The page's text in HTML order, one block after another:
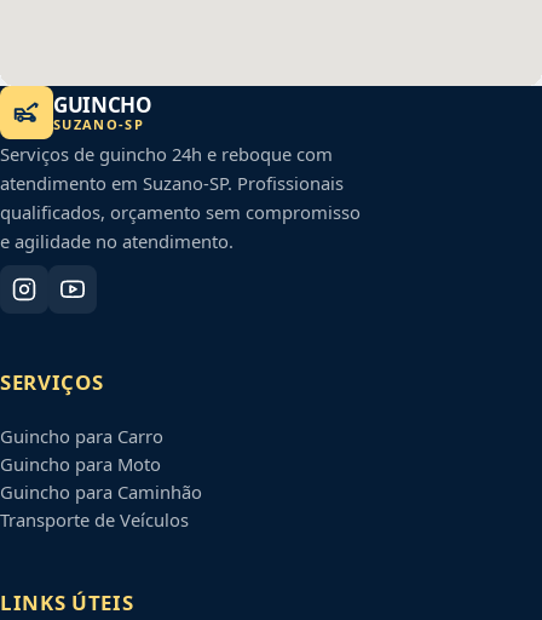
GUINCHO
SUZANO-SP
Serviços de guincho 24h e reboque com
atendimento em Suzano-SP. Profissionais
qualificados, orçamento sem compromisso
e agilidade no atendimento.
SERVIÇOS
Guincho para Carro
Guincho para Moto
Guincho para Caminhão
Transporte de Veículos
LINKS ÚTEIS